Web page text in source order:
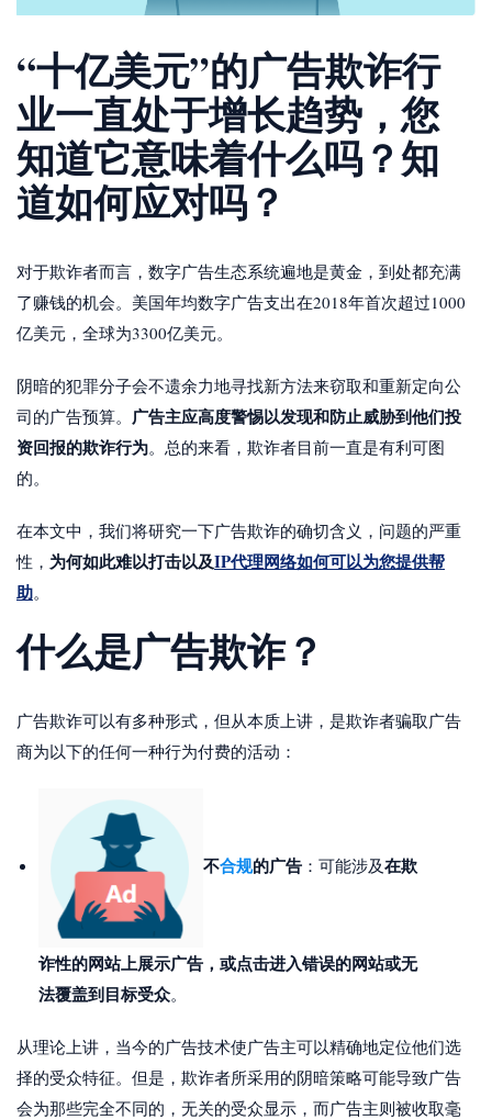
“十亿美元”的广告欺诈行
业一直处于增长趋势，您
知道它意味着什么吗？知
道如何应对吗？
对于欺诈者而言，数字广告生态系统遍地是黄金，到处都充满
了赚钱的机会。美国年均数字广告支出在2018年首次超过1000
亿美元，全球为3300亿美元。
阴暗的犯罪分子会不遗余力地寻找新方法来窃取和重新定向公
司的广告预算。 广告主应高度警惕以发现和防止威胁到他们投
资回报的欺诈行为。总的来看，欺诈者目前一直是有利可图
的。
在本文中，我们将研究一下广告欺诈的确切含义，问题的严重
性， 为何如此难以打击以及IP代理网络如何可以为您提供帮
助。
什么是广告欺诈？
广告欺诈可以有多种形式，但从本质上讲，是欺诈者骗取广告
商为以下的任何一种行为付费的活动：
不合规的广告 ：可能涉及在欺
诈性的网站上展示广告，或点击进入错误的网站或无
法覆盖到目标受众。
从理论上讲，当今的广告技术使广告主可以精确地定位他们选
择的受众特征。但是，欺诈者所采用的阴暗策略可能导致广告
会为那些完全不同的，无关的受众显示，而广告主则被收取毫